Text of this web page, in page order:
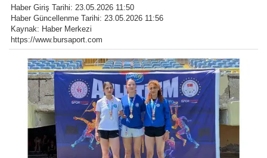
Haber Giriş Tarihi: 23.05.2026 11:50
Haber Güncellenme Tarihi: 23.05.2026 11:56
Kaynak: Haber Merkezi
https://www.bursaport.com